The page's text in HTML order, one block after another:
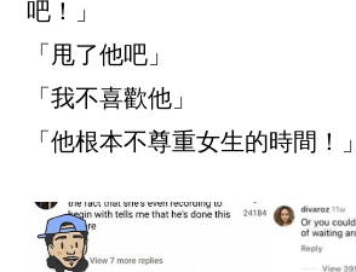
吧！」
「甩了他吧」
「我不喜歡他」
「他根本不尊重女生的時間！」